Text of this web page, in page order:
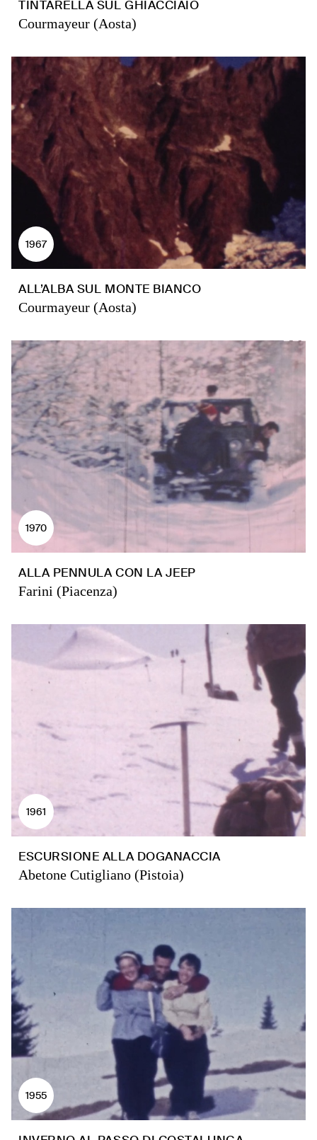
TINTARELLA SUL GHIACCIAIO
Courmayeur (Aosta)
1967
ALL’ALBA SUL MONTE BIANCO
Courmayeur (Aosta)
1970
ALLA PENNULA CON LA JEEP
Farini (Piacenza)
1961
ESCURSIONE ALLA DOGANACCIA
Abetone Cutigliano (Pistoia)
1955